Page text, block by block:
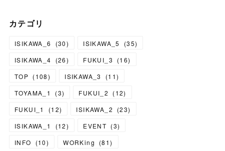
カテゴリ
ISIKAWA_6 (30) ISIKAWA_5 (35)
ISIKAWA_4
(26) FUKUI_3 (16)
TOP (108) ISIKAWA_3 (11)
TOYAMA_1
(3) FUKUI_2 (12)
FUKUI_1
(12) ISIKAWA_2 (23)
ISIKAWA_1
(12) EVENT (3)
INFO
(10) WORKing (81)